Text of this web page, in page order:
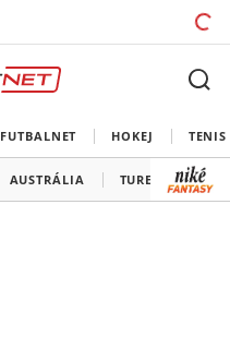
FUTBALNET HOKEJ TENIS
AUSTRÁLIA TURECKO